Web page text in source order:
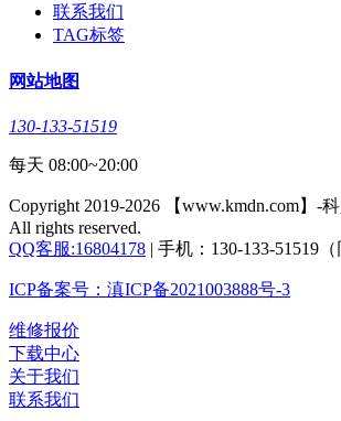
联系我们
TAG标签
网站地图
130-133-51519
每天 08:00~20:00
Copyright 2019-2026 【www.kmdn.com】-
All rights reserved.
QQ客服:16804178 | 手机：130-133-51519（
ICP备案号：滇ICP备2021003888号-3
维修报价
下载中心
关于我们
联系我们